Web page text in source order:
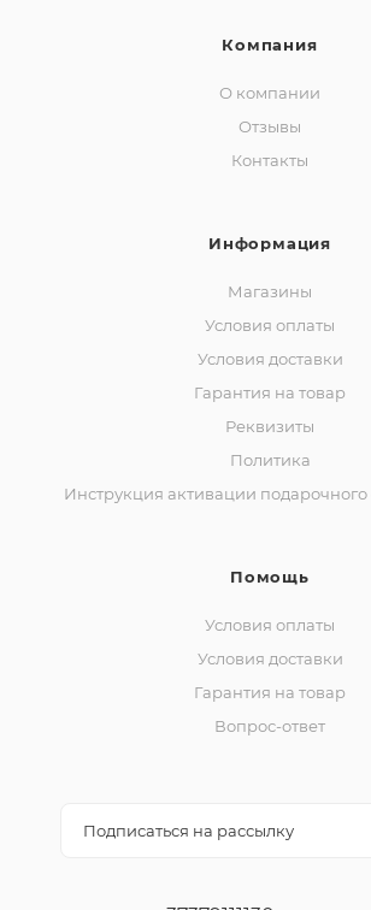
Компания
О компании
Отзывы
Контакты
Информация
Магазины
Условия оплаты
Условия доставки
Гарантия на товар
Реквизиты
Политика
Инструкция активации подарочного
Помощь
Условия оплаты
Условия доставки
Гарантия на товар
Вопрос-ответ
Подписаться на рассылку